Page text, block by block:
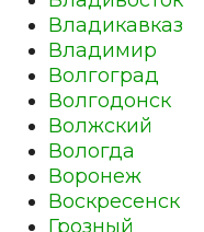
Владикавказ
Владимир
Волгоград
Волгодонск
Волжский
Вологда
Воронеж
Воскресенск
Грозный